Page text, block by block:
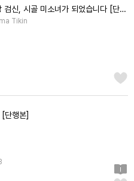
신, 시골 미소녀가 되었습니다 [단행본]
Tikin
단행본]